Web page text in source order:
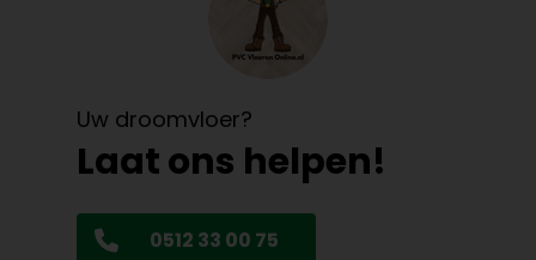
Uw droomvloer?
Laat ons helpen!
0512 33 00 75